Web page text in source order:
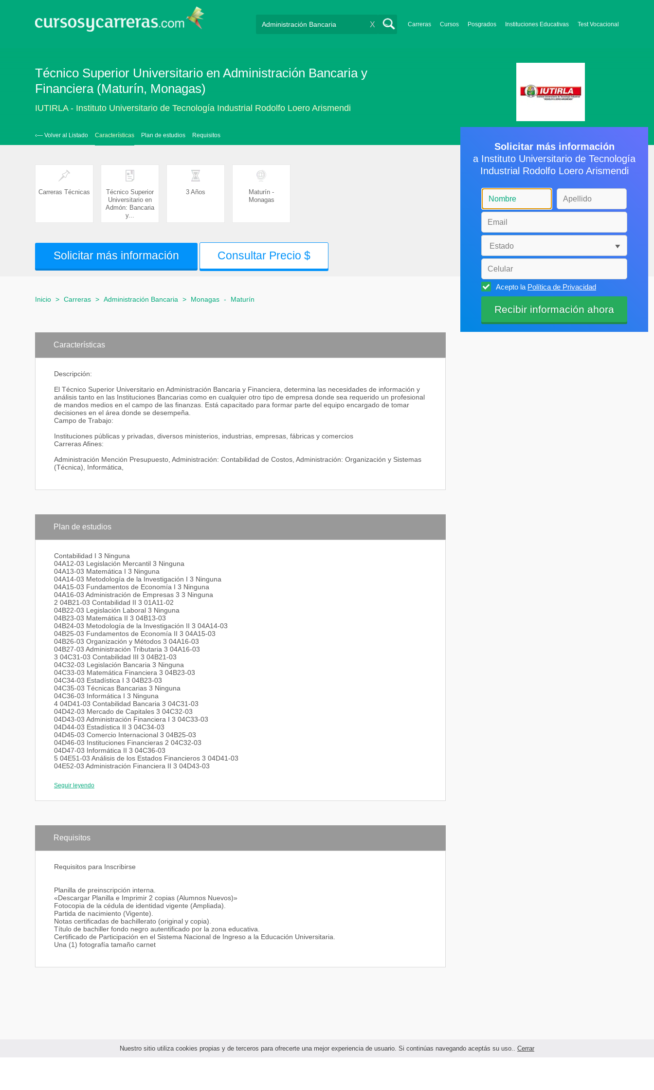
Nuestro sitio utiliza cookies propias y de terceros para ofrecerte una mejor experiencia de usuario. Si continúas navegando aceptás su uso.. Cerrar
Carreras Cursos Posgrados Instituciones Educativas Test Vocacional
X
Técnico Superior Universitario en Administración Bancaria y
Financiera (Maturín, Monagas)
IUTIRLA - Instituto Universitario de Tecnología Industrial Rodolfo Loero Arismendi
‹— Volver al Listado Características Plan de estudios Requisitos
Carreras Técnicas
Técnico Superior
Universitario en
Admón: Bancaria
y...
3 Años
Maturín -
Monagas
Solicitar más información Consultar Precio $
Inicio > Carreras > Administración Bancaria > Monagas - Maturín
Características
Descripción:
El Técnico Superior Universitario en Administración Bancaria y Financiera, determina las necesidades de información y
análisis tanto en las Instituciones Bancarias como en cualquier otro tipo de empresa donde sea requerido un profesional
de mandos medios en el campo de las finanzas. Está capacitado para formar parte del equipo encargado de tomar
decisiones en el área donde se desempeña.
Campo de Trabajo:
Instituciones públicas y privadas, diversos ministerios, industrias, empresas, fábricas y comercios
Carreras Afines:
Administración Mención Presupuesto, Administración: Contabilidad de Costos, Administración: Organización y Sistemas
(Técnica), Informática,
Plan de estudios
Contabilidad I 3 Ninguna
04A12-03 Legislación Mercantil 3 Ninguna
04A13-03 Matemática I 3 Ninguna
04A14-03 Metodología de la Investigación I 3 Ninguna
04A15-03 Fundamentos de Economía I 3 Ninguna
04A16-03 Administración de Empresas 3 3 Ninguna
2 04B21-03 Contabilidad II 3 01A11-02
04B22-03 Legislación Laboral 3 Ninguna
04B23-03 Matemática II 3 04B13-03
04B24-03 Metodología de la Investigación II 3 04A14-03
04B25-03 Fundamentos de Economía II 3 04A15-03
04B26-03 Organización y Métodos 3 04A16-03
04B27-03 Administración Tributaria 3 04A16-03
3 04C31-03 Contabilidad III 3 04B21-03
04C32-03 Legislación Bancaria 3 Ninguna
04C33-03 Matemática Financiera 3 04B23-03
04C34-03 Estadística I 3 04B23-03
04C35-03 Técnicas Bancarias 3 Ninguna
04C36-03 Informática I 3 Ninguna
4 04D41-03 Contabilidad Bancaria 3 04C31-03
04D42-03 Mercado de Capitales 3 04C32-03
04D43-03 Administración Financiera I 3 04C33-03
04D44-03 Estadística II 3 04C34-03
04D45-03 Comercio Internacional 3 04B25-03
04D46-03 Instituciones Financieras 2 04C32-03
04D47-03 Informática II 3 04C36-03
5 04E51-03 Análisis de los Estados Financieros 3 04D41-03
04E52-03 Administración Financiera II 3 04D43-03
04E54-03 Planificación y Presupuesto 3 04C31-03
04E55-03 Análisis de Crédito y Cobranzas 3 04C32-03
Seguir leyendo
Requisitos
Requisitos para Inscribirse
Planilla de preinscripción interna.
«Descargar Planilla e Imprimir 2 copias (Alumnos Nuevos)»
Fotocopia de la cédula de identidad vigente (Ampliada).
Partida de nacimiento (Vigente).
Notas certificadas de bachillerato (original y copia).
Título de bachiller fondo negro autentificado por la zona educativa.
Certificado de Participación en el Sistema Nacional de Ingreso a la Educación Universitaria.
Una (1) fotografía tamaño carnet
Solicitar más información
a Instituto Universitario de Tecnología
Industrial Rodolfo Loero Arismendi
Acepto la Política de Privacidad